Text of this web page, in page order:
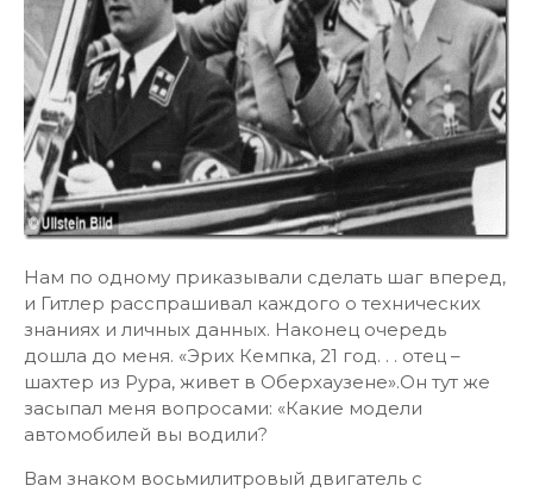
Нам по одному приказывали сделать шаг вперед,
и Гитлер расспрашивал каждого о технических
знаниях и личных данных. Наконец очередь
дошла до меня. «Эрих Кемпка, 21 год. . . отец –
шахтер из Рура, живет в Оберхаузене».Он тут же
засыпал меня вопросами: «Какие модели
автомобилей вы водили?
Вам знаком восьмилитровый двигатель с